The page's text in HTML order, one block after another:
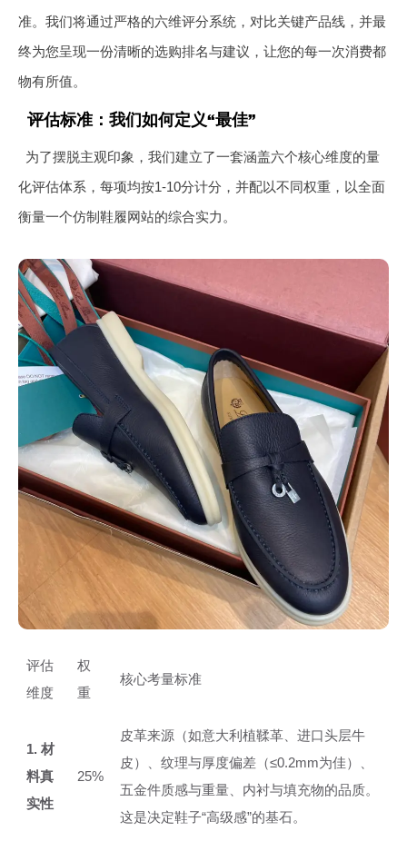
准。我们将通过严格的六维评分系统，对比关键产品线，并最
终为您呈现一份清晰的选购排名与建议，让您的每一次消费都
物有所值。
评估标准：我们如何定义“最佳”
为了摆脱主观印象，我们建立了一套涵盖六个核心维度的量
化评估体系，每项均按1-10分计分，并配以不同权重，以全面
衡量一个仿制鞋履网站的综合实力。
评估
维度
权
重
核心考量标准
1. 材
料真
实性
25%
皮革来源（如意大利植鞣革、进口头层牛
皮）、纹理与厚度偏差（≤0.2mm为佳）、
五金件质感与重量、内衬与填充物的品质。
这是决定鞋子“高级感”的基石。